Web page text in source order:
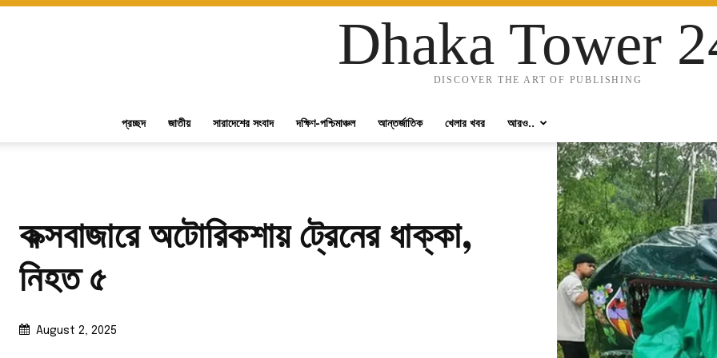
Dhaka Tower
DISCOVER THE ART OF PUBLISHING
প্রচ্ছদ জাতীয় সারাদেশের সংবাদ দক্ষিণ-পশ্চিমাঞ্চল আন্তর্জাতিক খেলার খবর আরও..
কক্সবাজারে অটোরিকশায় ট্রেনের ধাক্কা,
নিহত ৫
August 2, 2025